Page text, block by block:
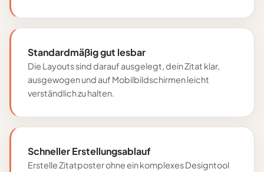
Standardmäßig gut lesbar
Die Layouts sind darauf ausgelegt, dein Zitat klar,
ausgewogen und auf Mobilbildschirmen leicht
verständlich zu halten.
Schneller Erstellungsablauf
Erstelle Zitatposter ohne ein komplexes Designtool